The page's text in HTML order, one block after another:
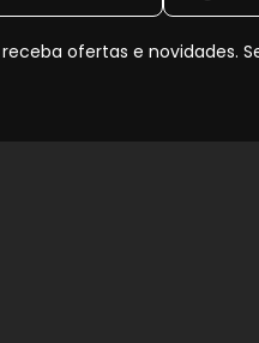
ofertas e novidades.